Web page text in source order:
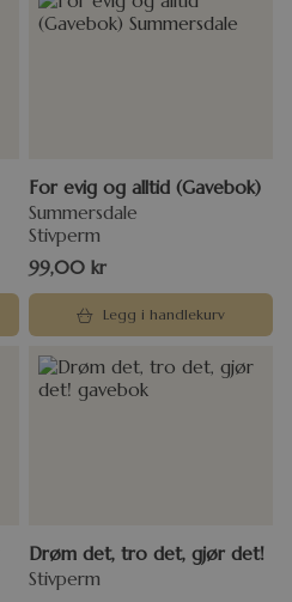
For evig og alltid (Gavebok)
Summersdale
Stivperm
99,00 kr
Legg i handlekurv
Drøm det, tro det, gjør det!
Stivperm